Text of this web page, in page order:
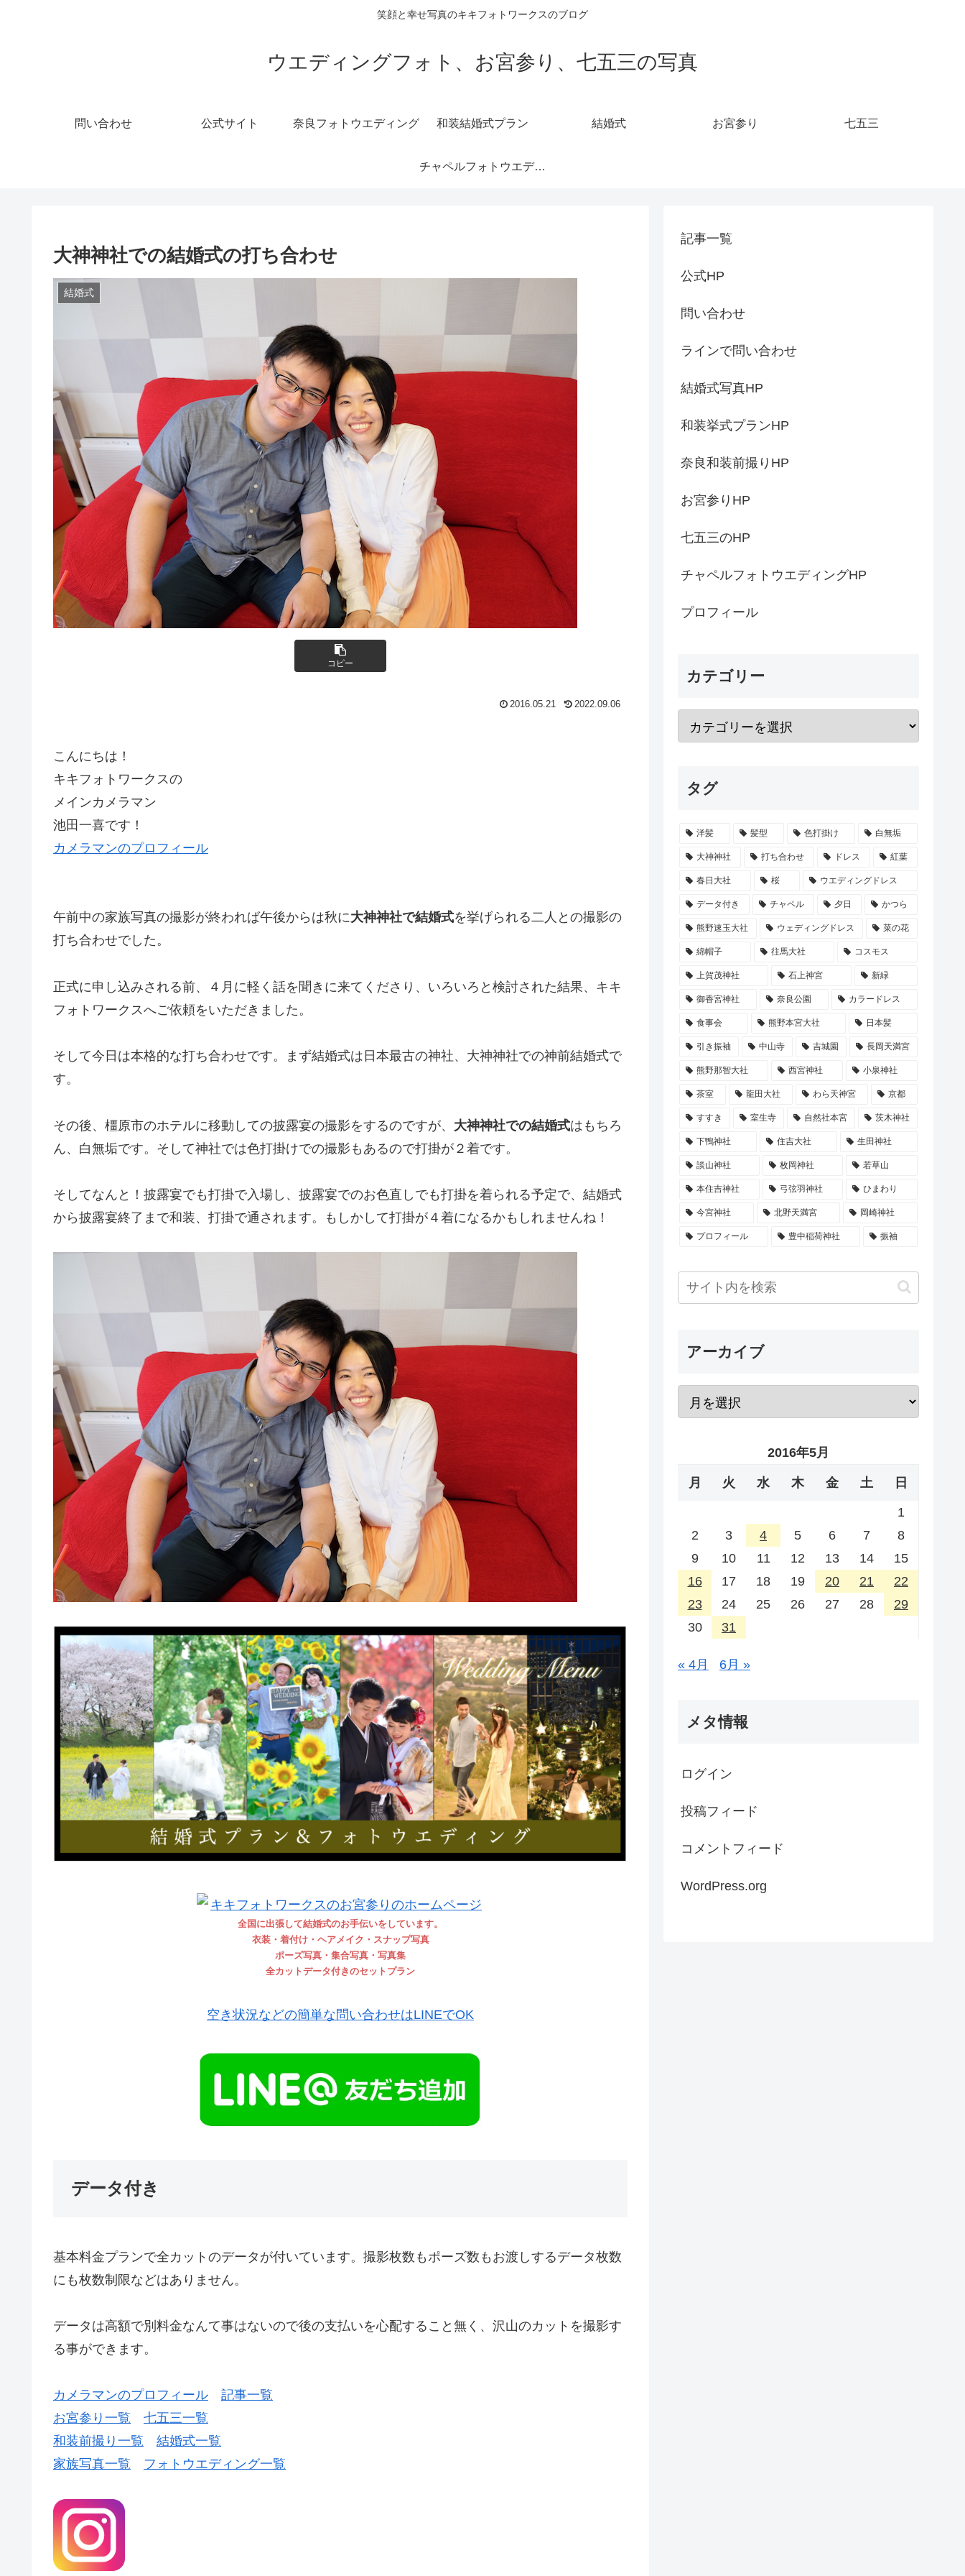
笑顔と幸せ写真のキキフォトワークスのブログ
ウエディングフォト、お宮参り、七五三の写真
問い合わせ 公式サイト 奈良フォトウエディング 和装結婚式プラン 結婚式 お宮参り 七五三
チャペルフォトウエディング
大神神社での結婚式の打ち合わせ
結婚式
コピー
2016.05.21 2022.09.06
こんにちは！
キキフォトワークスの
メインカメラマン
池田一喜です！
カメラマンのプロフィール
午前中の家族写真の撮影が終われば午後からは秋に大神神社で結婚式を挙げられる二人との撮影の
打ち合わせでした。
正式に申し込みされる前、４月に軽く話を聞きに来てくださり、いろいろと検討された結果、キキ
フォトワークスへご依頼をいただきました。
そして今日は本格的な打ち合わせです。まず結婚式は日本最古の神社、大神神社での神前結婚式で
す。
その後、橿原市のホテルに移動しての披露宴の撮影をするのですが、 大神神社での結婚式はもちろ
ん、白無垢です。そして神社では色打掛けでの撮影もあるので打掛が２着です。
そしてなんと！披露宴でも打掛で入場し、披露宴でのお色直しでも打掛を着られる予定で、結婚式
から披露宴終了まで和装、打掛で通されます。もしかして打掛が４着になるかもしれませんね！
全国に出張して結婚式のお手伝いをしています。
衣装・着付け・ヘアメイク・スナップ写真
ポーズ写真・集合写真・写真集
全カットデータ付きのセットプラン
空き状況などの簡単な問い合わせはLINEでOK
データ付き
基本料金プランで全カットのデータが付いています。撮影枚数もポーズ数もお渡しするデータ枚数
にも枚数制限などはありません。
データは高額で別料金なんて事はないので後の支払いを心配すること無く、沢山のカットを撮影す
る事ができます。
カメラマンのプロフィール
記事一覧
お宮参り一覧
七五三一覧
和装前撮り一覧
結婚式一覧
家族写真一覧
フォトウエディング一覧
記事一覧
公式HP
問い合わせ
ラインで問い合わせ
結婚式写真HP
和装挙式プランHP
奈良和装前撮りHP
お宮参りHP
七五三のHP
チャペルフォトウエディングHP
プロフィール
カテゴリー
タグ
洋髪 髪型 色打掛け 白無垢
大神神社 打ち合わせ ドレス 紅葉
春日大社 桜 ウエディングドレス
データ付き チャペル 夕日 かつら
熊野速玉大社 ウェディングドレス 菜の花
綿帽子 往馬大社 コスモス
上賀茂神社 石上神宮 新緑
御香宮神社 奈良公園 カラードレス
食事会 熊野本宮大社 日本髪
引き振袖 中山寺 吉城園 長岡天満宮
熊野那智大社 西宮神社 小泉神社
茶室 龍田大社 わら天神宮 京都
すすき 室生寺 自然社本宮 茨木神社
下鴨神社 住吉大社 生田神社
談山神社 枚岡神社 若草山
本住吉神社 弓弦羽神社 ひまわり
今宮神社 北野天満宮 岡崎神社
プロフィール 豊中稲荷神社 振袖
アーカイブ
2016年5月
月 火 水 木 金 土 日
1
2
3 4 5 6 7
8
9
10 11 12 13 14
15
16
17 18 19 20 21
22
23
24 25 26 27 28
29
30
31
« 4月 6月 »
メタ情報
ログイン
投稿フィード
コメントフィード
WordPress.org